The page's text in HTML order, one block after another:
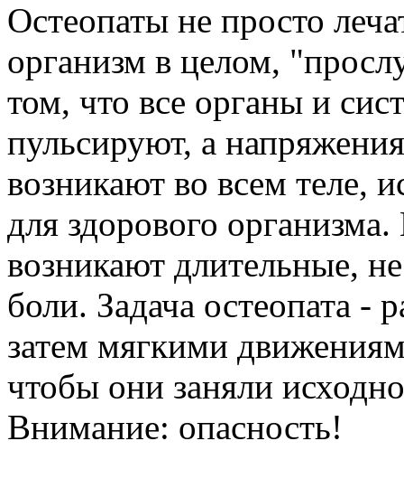
Остеопаты не просто
организм в целом,
том, что все органы и
пульсируют, а
возникают во всем теле,
для здорового
возникают длительные,
боли. Задача остеопата -
затем мягкими
чтобы они заняли
Внимание: опасность!